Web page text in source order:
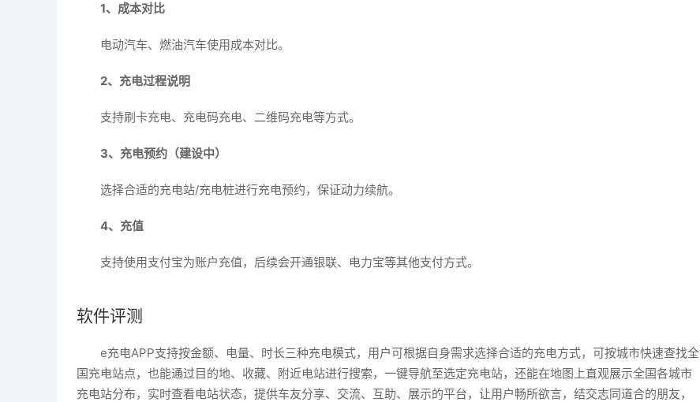
1、成本对比
电动汽车、燃油汽车使用成本对比。
2、充电过程说明
支持刷卡充电、充电码充电、二维码充电等方式。
3、充电预约（建设中）
选择合适的充电站/充电桩进行充电预约，保证动力续航。
4、充值
支持使用支付宝为账户充值，后续会开通银联、电力宝等其他支付方式。
软件评测
e充电APP支持按金额、电量、时长三种充电模式，用户可根据自身需求选择合适的充电方式，可按城市快速查找全
国充电站点，也能通过目的地、收藏、附近电站进行搜索，一键导航至选定充电站，还能在地图上直观展示全国各城市
充电站分布，实时查看电站状态，提供车友分享、交流、互助、展示的平台，让用户畅所欲言，结交志同道合的朋友，